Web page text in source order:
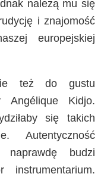
należą mu się
i znajomość
europejskiej
też do gustu
Angélique Kidjo.
się takich
Autentyczność
naprawdę budzi